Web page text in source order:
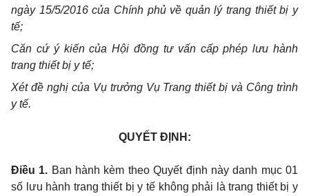
ngày 15/5/2016 của Chính phủ về quản lý trang thiết bị y
tế;
Căn cứ ý kiến của Hội đồng tư vấn cấp phép lưu hành
trang thiết bị y tế;
Xét đề nghị của Vụ trưởng Vụ Trang thiết bị và Công trình
y tế.
QUYẾT ĐỊNH:
Điều 1. Ban hành kèm theo Quyết định này danh mục 01
số lưu hành trang thiết bị y tế không phải là trang thiết bị y